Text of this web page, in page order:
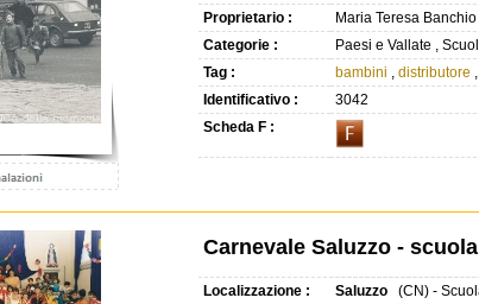
Proprietario :
Maria Teresa Banchio
Categorie :
Paesi e Vallate ,
Tag :
bambini , distributore ,
Identificativo :
3042
Scheda F :
Carnevale Saluzzo -
Localizzazione : Saluzzo (CN) -